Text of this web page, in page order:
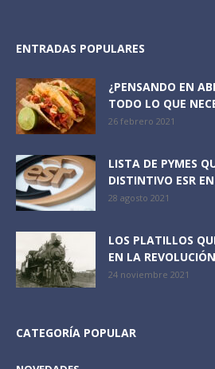
ENTRADAS POPULARES
¿PENSANDO EN
TODO LO QUE
26 febrero 2021
LISTA DE PYMES
DISTINTIVO ESR
28 agosto 2021
LOS PLATILLOS
EN LA
24 noviembre 2021
CATEGORÍA POPULAR